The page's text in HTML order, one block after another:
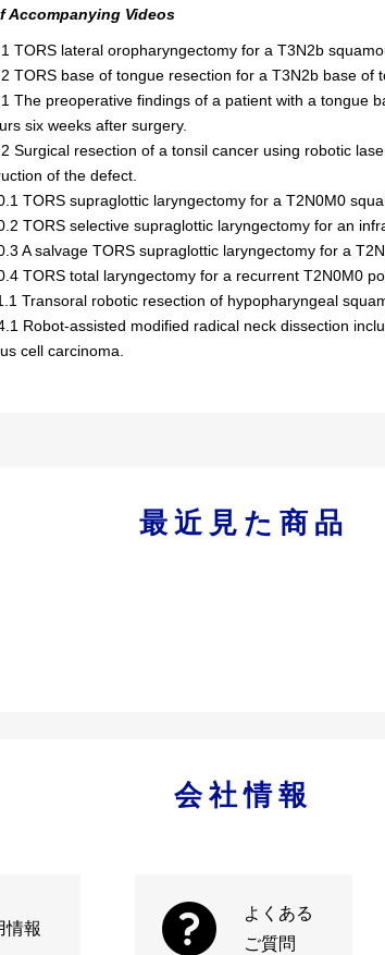
Accompanying Videos
TORS lateral oropharyngectomy for a T3N2b
TORS base of tongue resection for a T3N2b base of
The preoperative findings of a patient with a tongue
six weeks after surgery.
Surgical resection of a tonsil cancer using robotic
of the defect.
TORS supraglottic laryngectomy for a T2N0M0
TORS selective supraglottic laryngectomy for an
A salvage TORS supraglottic laryngectomy for a
TORS total laryngectomy for a recurrent T2N0M0
Transoral robotic resection of hypopharyngeal
Robot-assisted modified radical neck dissection
cell carcinoma.
最近見た商品
会社情報
情報
よくある
ご質問